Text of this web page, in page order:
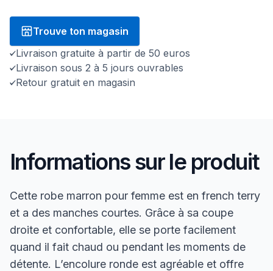
Trouve ton magasin
Livraison gratuite à partir de 50 euros
Livraison sous 2 à 5 jours ouvrables
Retour gratuit en magasin
Informations sur le produit
Cette robe marron pour femme est en french terry
et a des manches courtes. Grâce à sa coupe
droite et confortable, elle se porte facilement
quand il fait chaud ou pendant les moments de
détente. L’encolure ronde est agréable et offre